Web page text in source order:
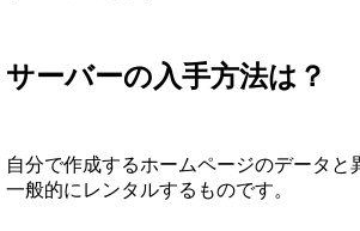
サーバーの入手方法は？
自分で作成するホームページのデータと
一般的にレンタルするものです。